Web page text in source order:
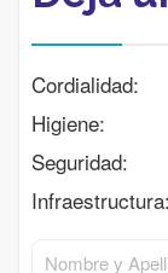
Cordialidad:
Higiene:
Seguridad:
Infraestructura: